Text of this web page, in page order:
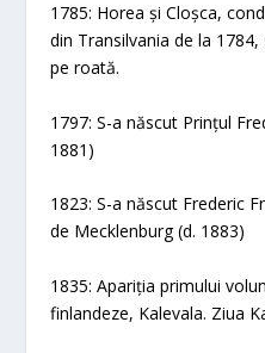
1785: Horea și Cloșca,
din Transilvania de la
pe roată.
1797: S-a născut Prințul
1881)
1823: S-a născut Frederic
de Mecklenburg (d. 1883)
1835: Apariția primului
finlandeze, Kalevala. Ziua